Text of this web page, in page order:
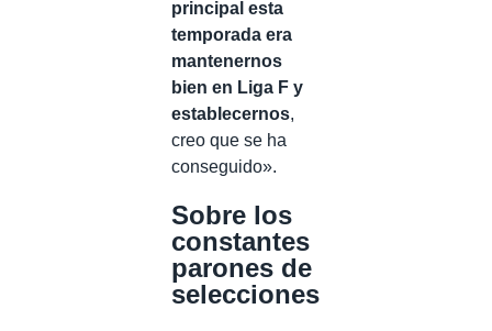
principal esta
temporada era
mantenernos
bien en Liga F y
establecernos,
creo que se ha
conseguido».
Sobre los
constantes
parones de
selecciones